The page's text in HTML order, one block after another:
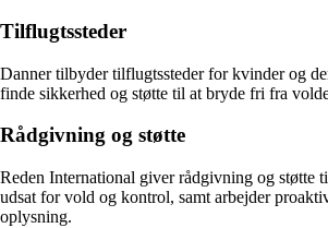
Tilflugtssteder
Danner tilbyder tilflugtssteder for kvinder og
finde sikkerhed og støtte til at bryde fri fra
Rådgivning og støtte
Reden International giver rådgivning og støtte
udsat for vold og kontrol, samt arbejder
oplysning.